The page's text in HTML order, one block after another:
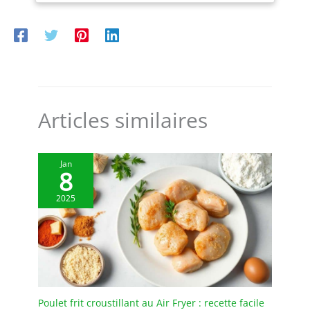
transport. En cas de dommages pendant le
remplacement ou un retour gratuits.
cm de diamètre et 5,8 cm
compléter toute création
céramique colorés】:
Conçus avec une touche
unique, ces bols
présentent un charmant
motif de cils marron
autour du bord, ajoutant
une touche d'élégance à
votre expérience
culinaire. La surface du
bol est ornée d'un beau
motif rayé circulaire,
Articles similaires
Jan
8
2025
Poulet frit croustillant au Air Fryer : recette facile